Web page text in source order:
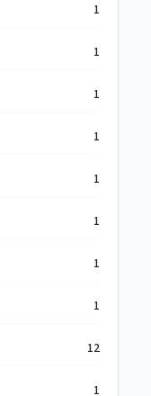
1
1
1
1
1
1
1
1
12
1